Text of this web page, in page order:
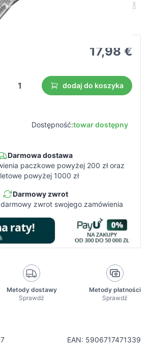
EAN: 5906717471339
17,98 €
dodaj do koszyka
Dostępność:towar dostępny
Darmowa dostawa
paczkowe powyżej 200 zł oraz
powyżej 1000 zł
Darmowy zwrot
zwrot swojego zamówienia
Metody dostawy
Sprawdź
Metody płatności
Sprawdź